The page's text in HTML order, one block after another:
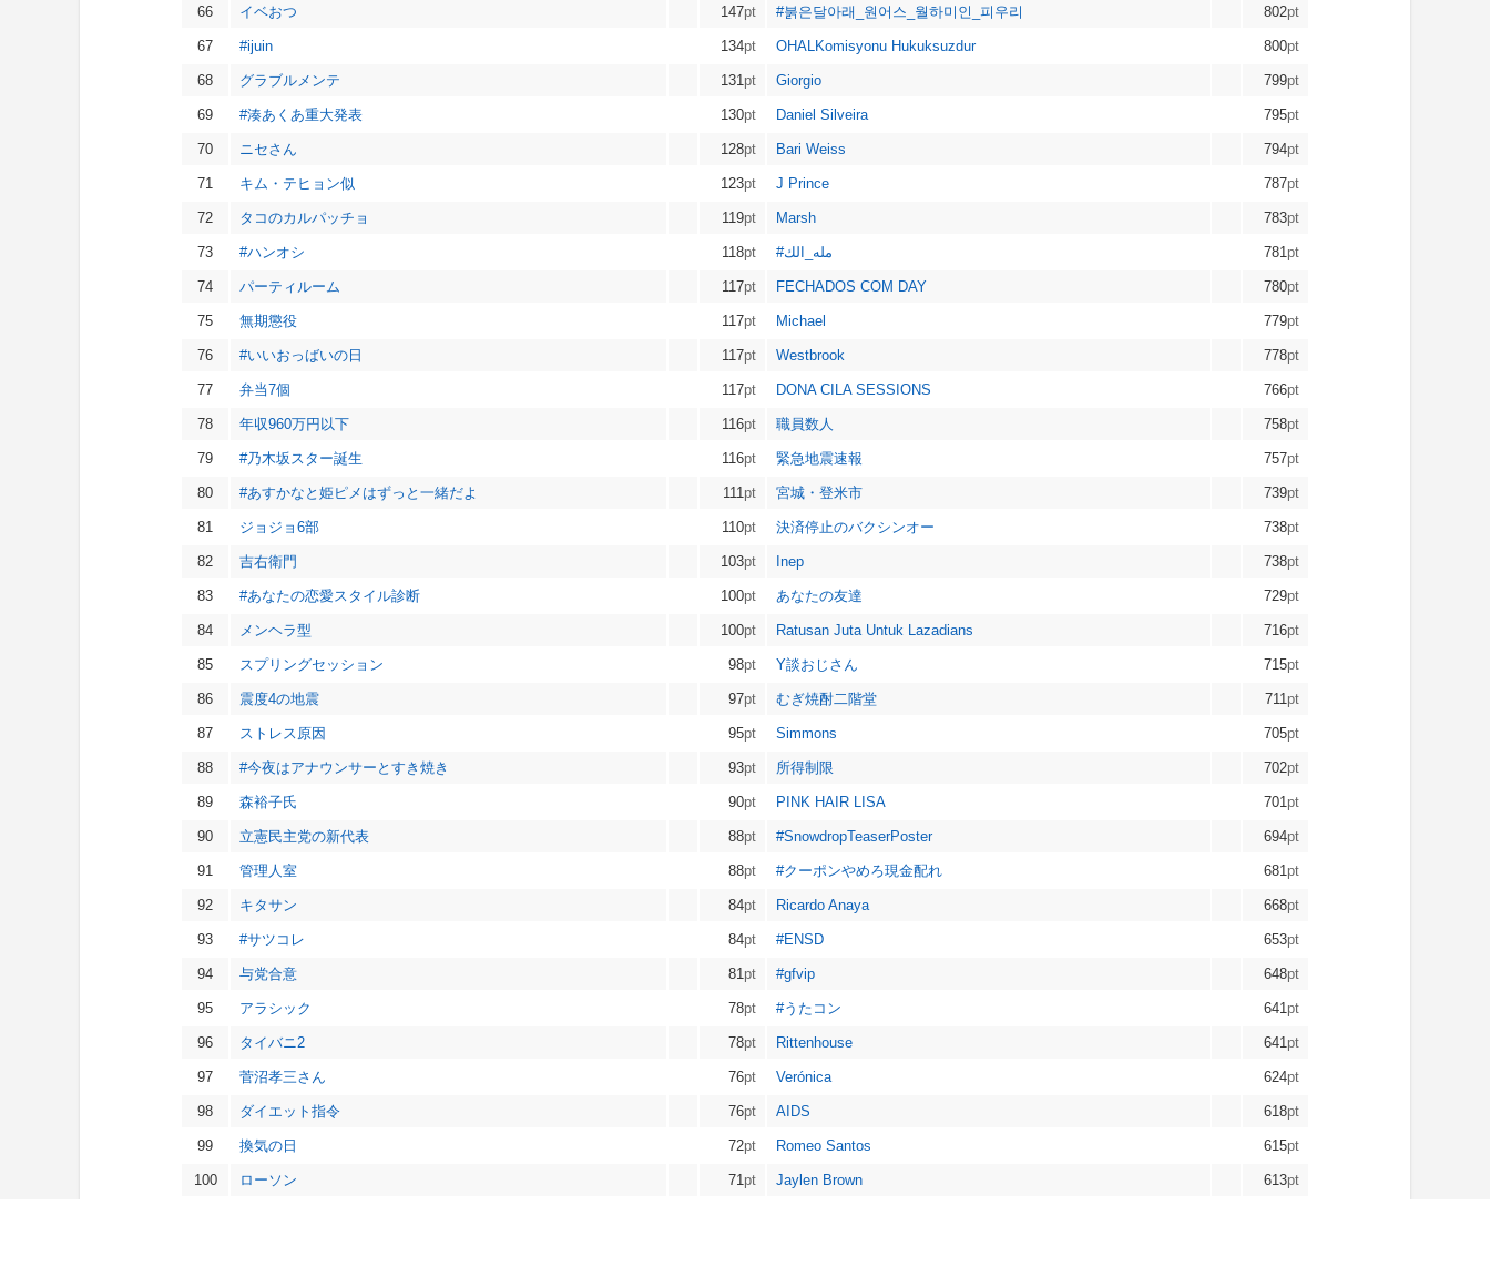
66 イベおつ 147pt #붉은달아래_원어스_월하미인_피우리 802pt
67 #ijuin 134pt OHALKomisyonu Hukuksuzdur 800pt
68 グラブルメンテ 131 pt Giorgio 799pt
69 #湊あくあ重大発表 130pt Daniel Silveira 795pt
70 ニセさん 128pt Bari Weiss 794pt
71 キム・テヒョン似 123pt J Prince 787pt
72 タコのカルパッチョ 119pt Marsh 783pt
73 #ハンオシ 118pt #مله_الك 781 pt
74 パーティルーム 117pt FECHADOS COM DAY 780pt
75 無期懲役 117pt Michael 779pt
76 #いいおっばいの日 117pt Westbrook 778pt
77 弁当7個 117pt DONA CILA SESSIONS 766pt
78 年収960万円以下 116pt 職員数人 758pt
79 #乃木坂スター誕生 116pt 緊急地震速報 757pt
80 #あすかなと姫ピメはずっと一緒だよ 111 pt 宮城・登米市 739pt
81 ジョジョ6部 110pt 決済停止のバクシンオー 738pt
82 吉右衛門 103pt Inep 738pt
83 #あなたの恋愛スタイル診断 100pt あなたの友達 729pt
84 メンヘラ型 100pt Ratusan Juta Untuk Lazadians 716pt
85 スプリングセッション 98pt Y談おじさん 715pt
86 震度4の地震 97pt むぎ焼酎二階堂 711 pt
87 ストレス原因 95pt Simmons 705pt
88 #今夜はアナウンサーとすき焼き 93pt 所得制限 702pt
89 森裕子氏 90pt PINK HAIR LISA 701 pt
90 立憲民主党の新代表 88pt #SnowdropTeaserPoster 694pt
91 管理人室 88pt #クーポンやめろ現金配れ 681 pt
92 キタサン 84pt Ricardo Anaya 668pt
93 #サツコレ 84pt #ENSD 653pt
94 与党合意 81 pt #gfvip 648pt
95 アラシック 78pt #うたコン 641 pt
96 タイバニ2 78pt Rittenhouse 641 pt
97 菅沼孝三さん 76pt Verónica 624pt
98 ダイエット指令 76pt AIDS 618pt
99 換気の日 72pt Romeo Santos 615pt
100 ローソン 71 pt Jaylen Brown 613pt